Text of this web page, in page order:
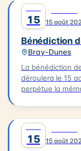
15 15 août
Bénédiction
Bray-Dunes
La bénédiction
déroulera le 15 août 2026.
perpétue la
traditionnels jusqu'à la
ensuite rendu
est une occasion
15 15 août